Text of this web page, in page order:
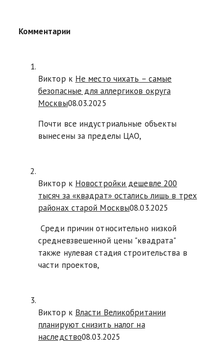
Комментарии
Виктор к Не место чихать – самые
безопасные для аллергиков округа
Москвы08.03.2025
Почти все индустриальные объекты
вынесены за пределы ЦАО,
Виктор к Новостройки дешевле 200
тысяч за «квадрат» остались лишь в трех
районах старой Москвы08.03.2025
Среди причин относительно низкой
средневзвешенной цены "квадрата"
также нулевая стадия строительства в
части проектов,
Виктор к Власти Великобритании
планируют снизить налог на
наследство08.03.2025